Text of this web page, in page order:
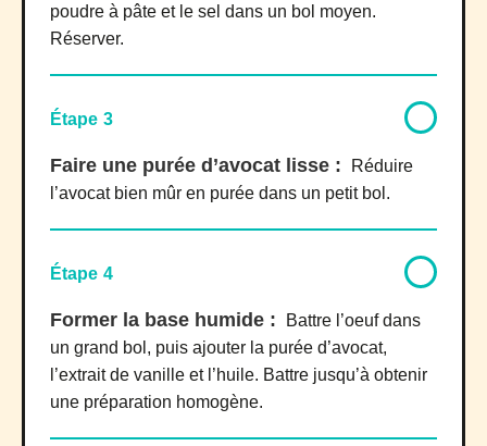
poudre à pâte et le sel dans un bol moyen.
Réserver.
Étape 3
Faire une purée d’avocat lisse :
Réduire
l’avocat bien mûr en purée dans un petit bol.
Étape 4
Former la base humide :
Battre l’oeuf dans
un grand bol, puis ajouter la purée d’avocat,
l’extrait de vanille et l’huile. Battre jusqu’à obtenir
une préparation homogène.